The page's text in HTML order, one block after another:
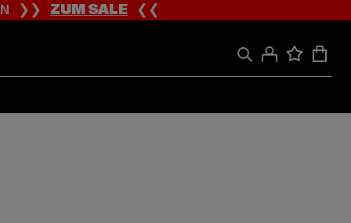
❯❯ZUM SALE❮❮